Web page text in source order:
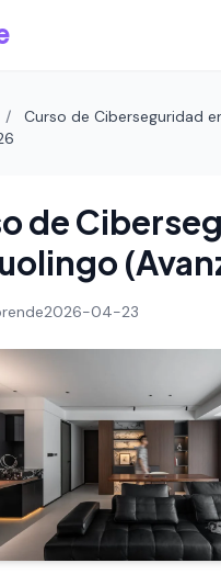
/
Curso de Ciberseguridad
de
2026-04-23